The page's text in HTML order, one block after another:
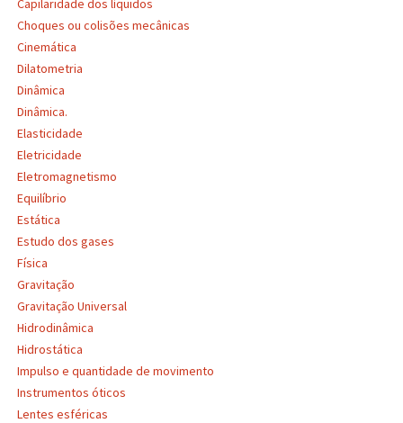
Capilaridade dos líquidos
Choques ou colisões mecânicas
Cinemática
Dilatometria
Dinâmica
Dinâmica.
Elasticidade
Eletricidade
Eletromagnetismo
Equilíbrio
Estática
Estudo dos gases
Física
Gravitação
Gravitação Universal
Hidrodinâmica
Hidrostática
Impulso e quantidade de movimento
Instrumentos óticos
Lentes esféricas